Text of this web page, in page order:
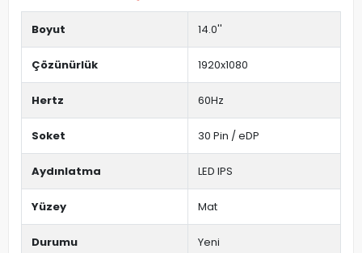
Boyut 14.0''
Çözünürlük 1920x1080
Hertz 60Hz
Soket 30 Pin / eDP
Aydınlatma LED IPS
Yüzey Mat
Durumu Yeni